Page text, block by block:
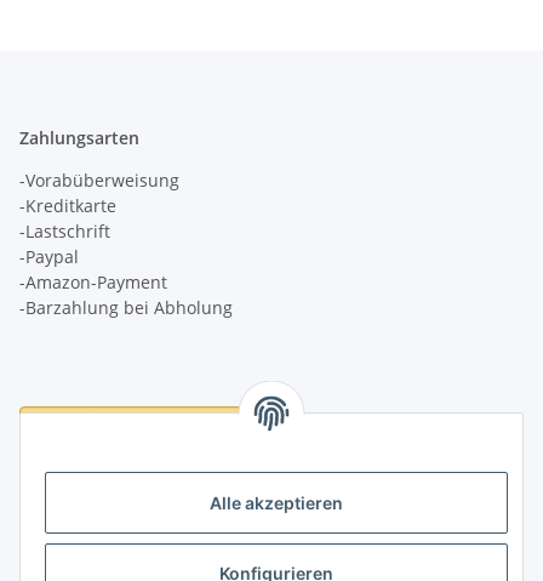
Alle akzeptieren
Konfigurieren
Zahlungsarten
-Vorabüberweisung
-Kreditkarte
-Lastschrift
-Paypal
-Amazon-Payment
-Barzahlung bei Abholung
Logistikpartner